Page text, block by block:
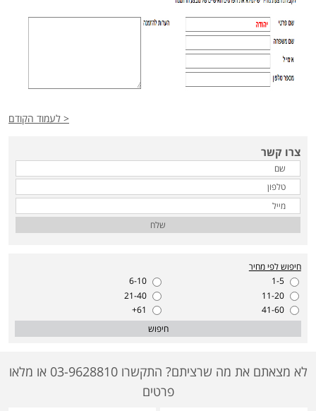
< לעמוד הקודם
צרו קשר
שלח
חיפוש לפי מחיר
1-5
6-10
11-20
21-40
41-60
61+
חיפוש
לא מצאתם את מה שרציתם? התקשרו 03-9628810 או מלאו
פרטים